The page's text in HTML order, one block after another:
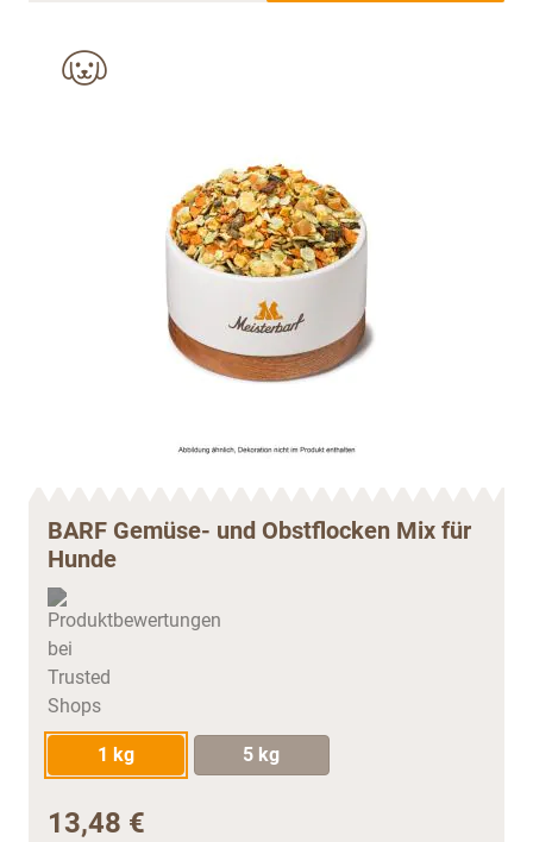
BARF Gemüse- und Obstflocken Mix für
Hunde
1 kg 5 kg
13,48 €